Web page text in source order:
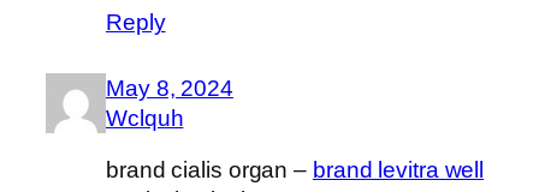
Reply
May 8, 2024
Wclquh
brand cialis organ – brand levitra well